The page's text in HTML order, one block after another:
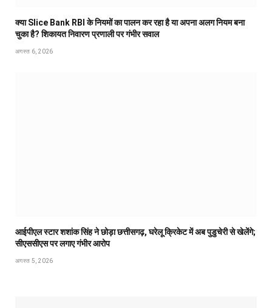
क्या Slice Bank RBI के नियमों का पालन कर रहा है या अपना अलग नियम बना
चुका है? शिकायत निवारण प्रणाली पर गंभीर सवाल
अगस्त 6, 2026
आईपीएल स्टार शशांक सिंह ने छोड़ा छत्तीसगढ़, घरेलू क्रिकेट में अब पुडुचेरी से खेलेंगे;
सीएससीएस पर लगाए गंभीर आरोप
अगस्त 5, 2026